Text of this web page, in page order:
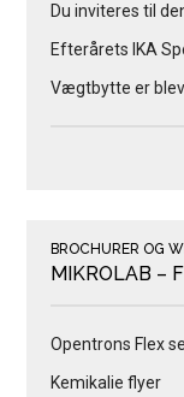
Du inviteres til
Efterårets IKA
Vægtbytte er
BROCHURER OG
MIKROLAB –
Opentrons Flex
Kemikalie flyer